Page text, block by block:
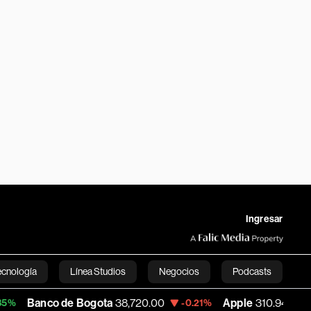
Ingresar
Línea Studios Negocios Podcasts
English
Bogota 38,720.00 -0.21% Apple 310.94 +0.55%